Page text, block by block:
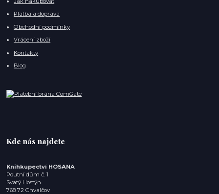
Platba a doprava
Obchodní podmínky
Vrácení zboží
Kontakty
Blog
Kde nás najdete
Knihkupectví HOSANA
Poutní dům č. 1
Svatý Hostýn
768 72 Chvalčov